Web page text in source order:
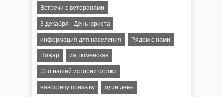
Встречи с ветеранами
3 декабря - День юриста
информация для населения Рядом с нами
Пожар иа тюменская
Это нашей истории строки
навстречу призыву один день